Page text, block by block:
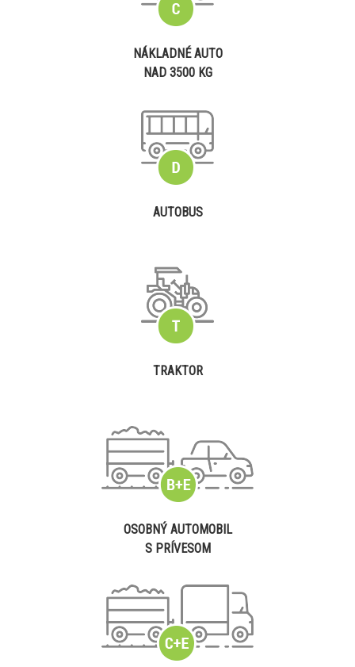
NÁKLADNÉ AUTO
NAD 3500 KG
AUTOBUS
TRAKTOR
OSOBNÝ AUTOMOBIL
S PRÍVESOM